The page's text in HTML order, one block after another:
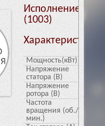
Исполнение:
(1003)
Характеристики
Мощность(кВт)
Напряжение
статора (В)
Напряжение
ротора (В)
Частота
вращения (об./
мин.)